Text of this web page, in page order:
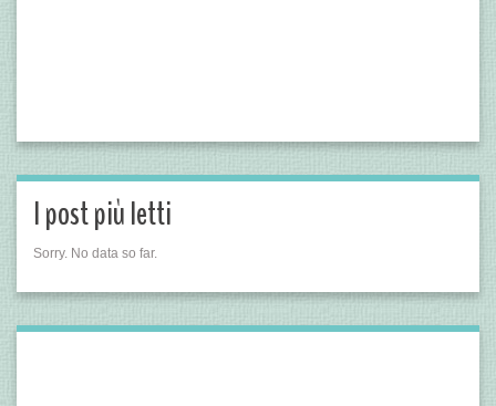
I post più letti
Sorry. No data so far.